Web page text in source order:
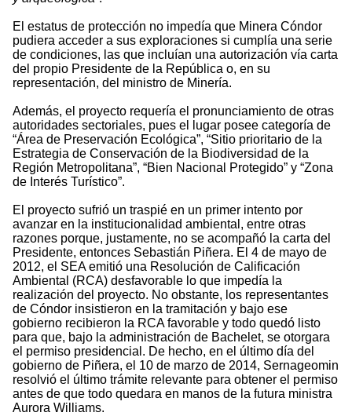
El estatus de protección no impedía que Minera Cóndor
pudiera acceder a sus exploraciones si cumplía una serie
de condiciones, las que incluían una autorización vía carta
del propio Presidente de la República o, en su
representación, del ministro de Minería.
Además, el proyecto requería el pronunciamiento de otras
autoridades sectoriales, pues el lugar posee categoría de
“Área de Preservación Ecológica”, “Sitio prioritario de la
Estrategia de Conservación de la Biodiversidad de la
Región Metropolitana”, “Bien Nacional Protegido” y “Zona
de Interés Turístico”.
El proyecto sufrió un traspié en un primer intento por
avanzar en la institucionalidad ambiental, entre otras
razones porque, justamente, no se acompañó la carta del
Presidente, entonces Sebastián Piñera. El 4 de mayo de
2012, el SEA emitió una Resolución de Calificación
Ambiental (RCA) desfavorable lo que impedía la
realización del proyecto. No obstante, los representantes
de Cóndor insistieron en la tramitación y bajo ese
gobierno recibieron la RCA favorable y todo quedó listo
para que, bajo la administración de Bachelet, se otorgara
el permiso presidencial. De hecho, en el último día del
gobierno de Piñera, el 10 de marzo de 2014, Sernageomin
resolvió el último trámite relevante para obtener el permiso
antes de que todo quedara en manos de la futura ministra
Aurora Williams.